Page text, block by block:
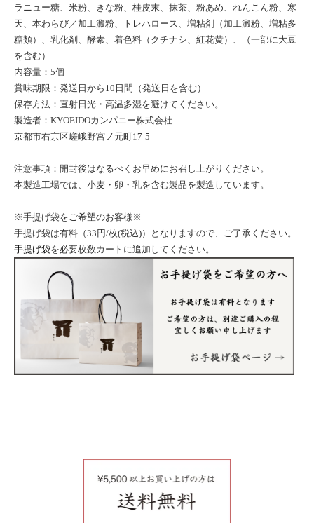
ラニュー糖、米粉、きな粉、桂皮末、抹茶、粉あめ、れんこん粉、寒
天、本わらび／加工澱粉、トレハロース、増粘剤（加工澱粉、増粘多
糖類）、乳化剤、酵素、着色料（クチナシ、紅花黄）、（一部に大豆
を含む）
内容量：5個
賞味期限：発送日から10日間（発送日を含む）
保存方法：直射日光・高温多湿を避けてください。
製造者：KYOEIDOカンパニー株式会社
京都市右京区嵯峨野宮ノ元町17-5
注意事項：開封後はなるべくお早めにお召し上がりください。
本製造工場では、小麦・卵・乳を含む製品を製造しています。
※手提げ袋をご希望のお客様※
手提げ袋は有料（33円/枚(税込)）となりますので、ご了承ください。
手提げ袋を必要枚数カートに追加してください。